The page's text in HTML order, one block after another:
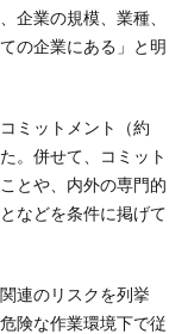
企業の規模、業種、
の企業にある」と明
ミットメント（約
。併せて、コミット
とや、内外の専門的
などを条件に掲げて
連のリスクを列挙
険な作業環境下で従